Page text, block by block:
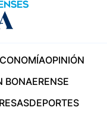
OPINIÓN
BONAERENSE
DEPORTES